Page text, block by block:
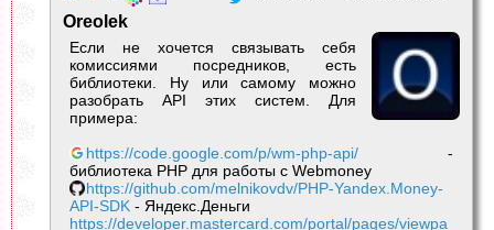
Oreolek
Если не хочется связывать себя
комиссиями посредников, есть
библиотеки. Ну или самому можно
разобрать API этих систем. Для
примера:
https://code.google.com/p/wm-php-api/-
библиотека PHP для работы с Webmoney
https://github.com/melnikovdv/PHP-Yandex.Money-
API-SDK - Яндекс.Деньги
https://developer.mastercard.com/portal/pages/viewpa